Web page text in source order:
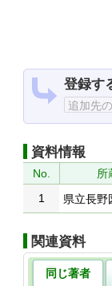
登録す
資料情報
No. 所
1
県立長野
関連資料
同じ著者